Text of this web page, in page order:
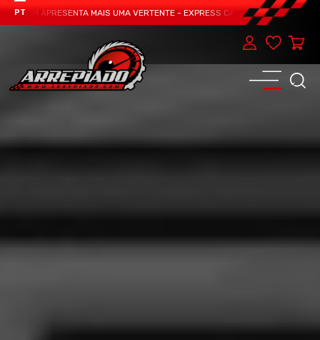
PTAPRESENTA MAIS UMA VERTENTE - EXPRESS CAR SERVICE,